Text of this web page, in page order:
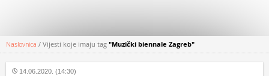
KATEGORIJE
Naslovnica / Vijesti koje imaju tag "Muzički biennale Zagreb"
14.06.2020. (14:30)